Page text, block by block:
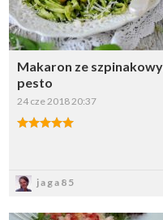
Makaron ze
pesto
24 cze 2018 20:37
jaga85